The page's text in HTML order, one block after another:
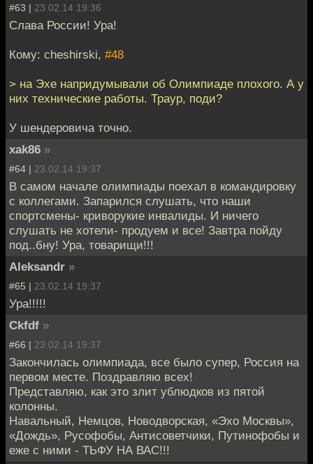
#63 | 23.02.14 19:36
Слава России! Ура!
Кому: cheshirski, #48
> на Эхе напридумывали об Олимпиаде плохого. А у
них технические работы. Траур, поди?
У шендеровича точно.
xak86 »
#64 | 23.02.14 19:37
В самом начале олимпиады поехал в командировку
с коллегами. Запарился слушать, что наши
спортсмены- криворукие инвалиды. И ничего
слушать не хотели- продуем и все! Завтра пойду
под..бну! Ура, товарищи!!!
Aleksandr »
#65 | 23.02.14 19:37
Ура!!!!!
Ckfdf »
#66 | 23.02.14 19:37
Закончилась олимпиада, все было супер, Россия на
первом месте. Поздравляю всех!
Представляю, как это злит ублюдков из пятой
колонны.
Навальный, Немцов, Новодворская, «Эхо Москвы»,
«Дождь», Русофобы, Антисоветчики, Путинофобы и
еже с ними - ТЬФУ НА ВАС!!!